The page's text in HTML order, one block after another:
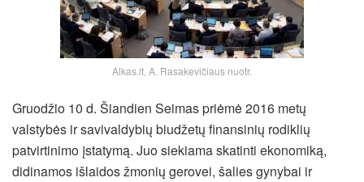
Alkas.lt, A. Rasakevičiaus nuotr.
Gruodžio 10 d. Šiandien Seimas priėmė 2016 metų
valstybės ir savivaldybių biudžetų finansinių rodiklių
patvirtinimo įstatymą. Juo siekiama skatinti ekonomiką,
didinamos išlaidos žmonių gerovei, šalies gynybai ir